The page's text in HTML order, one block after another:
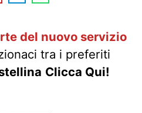
del nuovo servizio
tra i preferiti
Clicca Qui!